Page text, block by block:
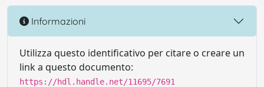
Informazioni
Utilizza questo identificativo per citare o creare un
link a questo documento:
https://hdl.handle.net/11695/7691